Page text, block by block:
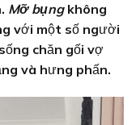
Mỡ bụngkhông
với một số người
chăn gối vợ
và hưng phấn.